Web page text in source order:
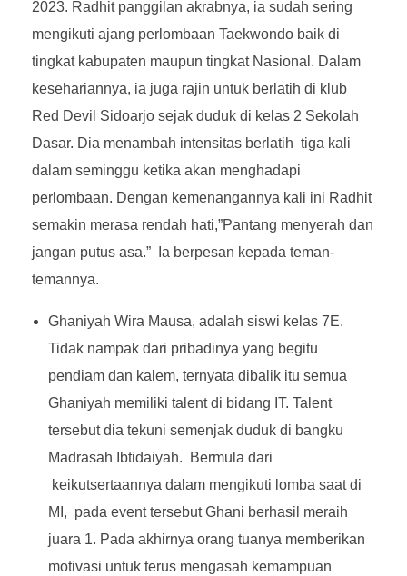
2023. Radhit panggilan akrabnya, ia sudah sering
mengikuti ajang perlombaan Taekwondo baik di
tingkat kabupaten maupun tingkat Nasional. Dalam
kesehariannya, ia juga rajin untuk berlatih di klub
Red Devil Sidoarjo sejak duduk di kelas 2 Sekolah
Dasar. Dia menambah intensitas berlatih tiga kali
dalam seminggu ketika akan menghadapi
perlombaan. Dengan kemenangannya kali ini Radhit
semakin merasa rendah hati,”Pantang menyerah dan
jangan putus asa.” Ia berpesan kepada teman-
temannya.
Ghaniyah Wira Mausa, adalah siswi kelas 7E.
Tidak nampak dari pribadinya yang begitu
pendiam dan kalem, ternyata dibalik itu semua
Ghaniyah memiliki talent di bidang IT. Talent
tersebut dia tekuni semenjak duduk di bangku
Madrasah Ibtidaiyah. Bermula dari
keikutsertaannya dalam mengikuti lomba saat di
MI, pada event tersebut Ghani berhasil meraih
juara 1. Pada akhirnya orang tuanya memberikan
motivasi untuk terus mengasah kemampuan